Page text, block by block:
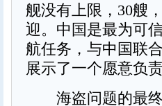
舰没有上限，30艘
迎。中国是最为可
航任务，与中国联
展示了一个愿意负
海盗问题的最终